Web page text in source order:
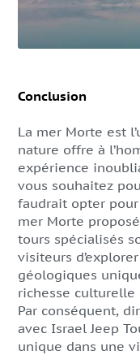
Conclusion
La mer Morte est
nature offre à
expérience
vous souhaitez
faudrait opter
mer Morte
tours spécialisés
visiteurs
géologiques
richesse
Par conséquent,
avec Israel Jeep
unique dans une